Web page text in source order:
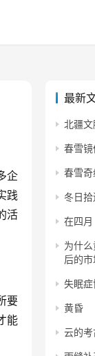
企
践
活
要
能
最新
北疆
春雪镜
春雪奇
冬日拾
在四月
为什
后的
失眠
黄昏
云的